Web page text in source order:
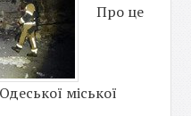
Про це
міської